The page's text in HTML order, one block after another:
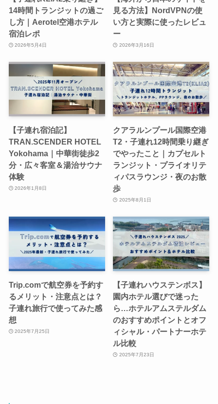
14時間トランジットの過ご
し方｜Aerotel空港ホテル
宿泊レポ
2026年5月4日
見る方法】NordVPNの使
い方と実際に使ったレビュ
ー
2026年3月16日
【子連れ宿泊記】
TRAN.SCENDER HOTEL
Yokohama｜中華街徒歩2
分・広々客室＆湯治サウナ
体験
2026年1月8日
クアラルンプール国際空港
T2・子連れ12時間乗り継ぎ
でやったこと｜カプセルト
ランジット・プライオリテ
ィパスラウンジ・夜のお散
歩
2025年8月1日
Trip.comで航空券を予約す
るメリット・注意点とは？
子連れ旅行で使ってみた感
想
2025年7月25日
【子連れハウステンボス】
園内ホテル選びで迷った
ら…ホテルアムステルダム
のおすすめポイントとオフ
ィシャル・パートナーホテ
ル比較
2025年7月23日